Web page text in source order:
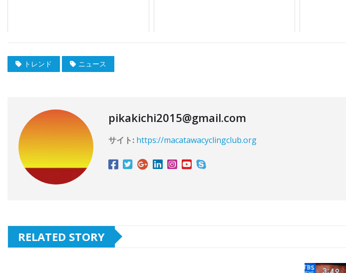
トレンド ニュース
pikakichi2015@gmail.com
サイト: https://macatawacyclingclub.org
RELATED STORY